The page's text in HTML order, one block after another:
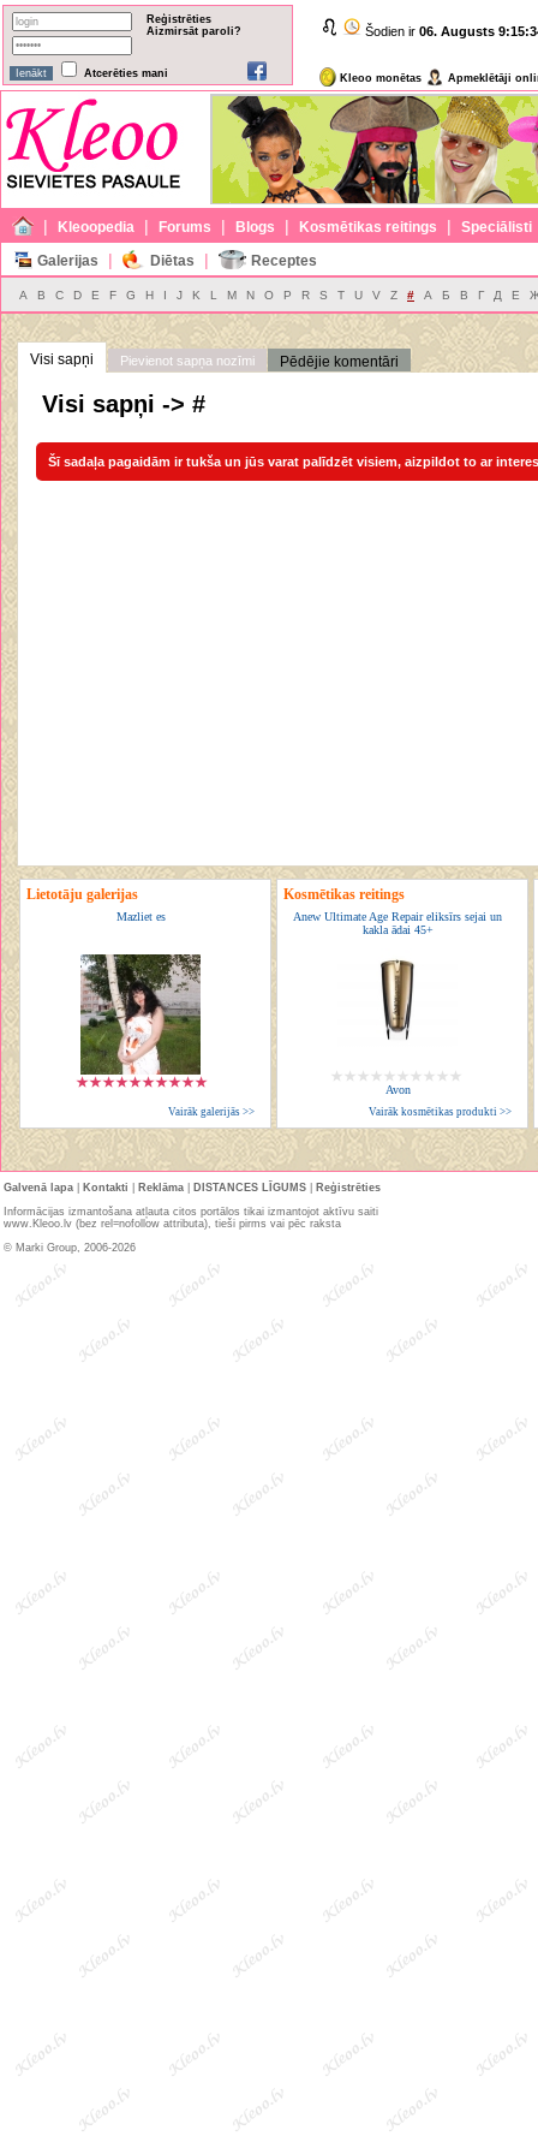
Reģistrēties
Aizmirsāt paroli?
Atcerēties mani
Šodien ir 06. Augusts
Kleoo monētas Apmeklētāji
| Kleoopedia | Forums | Blogs | Kosmētikas reitings | Speciālisti
Galerijas | Diētas | Receptes
A B C D E F G H I J K L M N O P R S T U V Z # А Б В Г Д Е
Visi sapņi Pievienot sapņa nozīmi Pēdējie komentāri
Visi sapņi -> #
Šī sadaļa pagaidām ir tukša un jūs varat palīdzēt visiem, aizpildot to ar
Lietotāju galerijas
Mazliet es
Vairāk galerijās >>
Kosmētikas reitings
Anew Ultimate Age Repair eliksīrs sejai un
kakla ādai 45+
Avon
Vairāk kosmētikas produkti >>
Galvenā lapa Kontakti Reklāma DISTANCES LĪGUMS
Reģistrēties
Informācijas izmantošana atļauta citos portālos tikai izmantojot aktīvu saiti
www.Kleoo.lv (bez rel=nofollow attributa), tieši pirms vai pēc raksta
© Marki Group, 2006-2026